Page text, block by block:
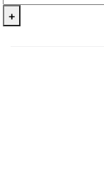
+